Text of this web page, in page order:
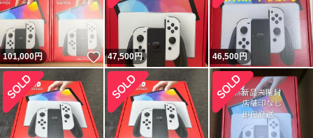
101,000円 いいね！
47,500円 46,500円